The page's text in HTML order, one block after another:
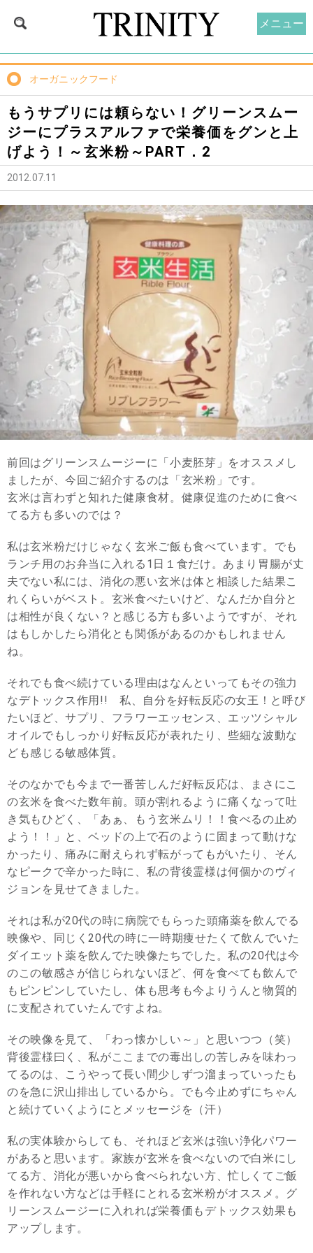
オーガニックフード
もうサプリには頼らない！グリーンスムー
ジーにプラスアルファで栄養価をグンと上
げよう！～玄米粉～PART．2
2012.07.11
前回はグリーンスムージーに「小麦胚芽」をオススメし
ましたが、今回ご紹介するのは「玄米粉」です。
玄米は言わずと知れた健康食材。健康促進のために食べ
てる方も多いのでは？
私は玄米粉だけじゃなく玄米ご飯も食べています。でも
ランチ用のお弁当に入れる1日１食だけ。あまり胃腸が丈
夫でない私には、消化の悪い玄米は体と相談した結果こ
れくらいがベスト。玄米食べたいけど、なんだか自分と
は相性が良くない？と感じる方も多いようですが、それ
はもしかしたら消化とも関係があるのかもしれません
ね。
それでも食べ続けている理由はなんといってもその強力
なデトックス作用!! 私、自分を好転反応の女王！と呼び
たいほど、サプリ、フラワーエッセンス、エッツシャル
オイルでもしっかり好転反応が表れたり、些細な波動な
ども感じる敏感体質。
そのなかでも今まで一番苦しんだ好転反応は、まさにこ
の玄米を食べた数年前。頭が割れるように痛くなって吐
き気もひどく、「あぁ、もう玄米ムリ！！食べるの止め
よう！！」と、ベッドの上で石のように固まって動けな
かったり、痛みに耐えられず転がってもがいたり、そん
なピークで辛かった時に、私の背後霊様は何個かのヴィ
ジョンを見せてきました。
それは私が20代の時に病院でもらった頭痛薬を飲んでる
映像や、同じく20代の時に一時期痩せたくて飲んでいた
ダイエット薬を飲んでた映像たちでした。私の20代は今
のこの敏感さが信じられないほど、何を食べても飲んで
もピンピンしていたし、体も思考も今よりうんと物質的
に支配されていたんですよね。
その映像を見て、「わっ懐かしい～」と思いつつ（笑）
背後霊様曰く、私がここまでの毒出しの苦しみを味わっ
てるのは、こうやって長い間少しずつ溜まっていったも
のを急に沢山排出しているから。でも今止めずにちゃん
と続けていくようにとメッセージを（汗）
私の実体験からしても、それほど玄米は強い浄化パワー
があると思います。家族が玄米を食べないので白米にし
てる方、消化が悪いから食べられない方、忙しくてご飯
を作れない方などは手軽にとれる玄米粉がオススメ。グ
リーンスムージーに入れれば栄養価もデトックス効果も
アップします。
メニュー